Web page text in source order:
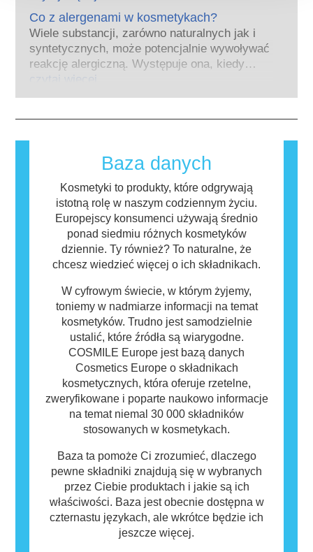
substancji jednak, a są to głównie leki o
silnym działaniu, ma potwierdzone działanie
powodujące zaburzenia układu hormonalnego.
Rygorystyczne oceny bezpieczeństwa
produktów przeprowadzane przez
funkcjonowania układu hormonalnego.
kosmetyczny inwestował w badania i rozwój,
tak aby stworzyć pionierskie alternatywy dla
testowania na zwierzętach w celu oceny
bezpieczeństwa składników i produktów
kosmetycznych.
Co z alergenami w kosmetykach?
Wiele substancji, zarówno naturalnych jak i
syntetycznych, może potencjalnie wywoływać
reakcję alergiczną. Występuje ona, kiedy
układ odpornościowy danej osoby zareaguje
mogą zawierać składniki, które dla niektórych
osób mogą okazać się alergizujące. Nie
oznacza to jednak, że produkt nie jest
bezpieczny dla innych.
czytaj więcej
Baza danych
Kosmetyki to produkty, które odgrywają
istotną rolę w naszym codziennym życiu.
Europejscy konsumenci używają średnio
ponad siedmiu różnych kosmetyków
dziennie. Ty również? To naturalne, że
chcesz wiedzieć więcej o ich składnikach.
W cyfrowym świecie, w którym żyjemy,
toniemy w nadmiarze informacji na temat
kosmetyków. Trudno jest samodzielnie
ustalić, które źródła są wiarygodne.
COSMILE Europe jest bazą danych
Cosmetics Europe o składnikach
kosmetycznych, która oferuje rzetelne,
zweryfikowane i poparte naukowo informacje
na temat niemal 30 000 składników
stosowanych w kosmetykach.
Baza ta pomoże Ci zrozumieć, dlaczego
pewne składniki znajdują się w wybranych
przez Ciebie produktach i jakie są ich
właściwości. Baza jest obecnie dostępna w
czternastu językach, ale wkrótce będzie ich
jeszcze więcej.